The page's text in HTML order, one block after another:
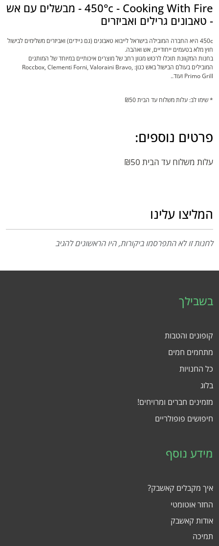
450°c - Cooking With Fire - מבשלים עם אש
- טאבונים גרילים ואביזרים
450c היא החברה המובילה בישראל לייבוא טאבונים (גם ניידים) ואביזרים משלימים לבישול
חוץ מלא בטעמים ייחודיים, אש ואהבה.
בחנות המקוונת תוכלו לרכוש מגוון רחב של מוצרים איכותיים במיוחד של המותגים
המובילים בעולם הבישול באש כגון: Roccbox, Clementi Forni, Valoraini Bravo,
Primo Grill ועוד..
* שימו לב: עלות משלוח עד הבית ₪50
פרטים נוספים:
עלות משלוח עד הבית ₪50
המליצו עלינו
לחנות זו לא התפרסמו ביקורות, היו הראשונים להגיב
בשבילך
קופונים והטבות
מתחמים חמים
כל החנויות
בלוג
מזמינים חברים ומרויחים!
חיפושים פופולריים
מידע נוסף
איך מקבלים קאשבק?
החזר אוטומטי
אודות קאשבק
תמיכה